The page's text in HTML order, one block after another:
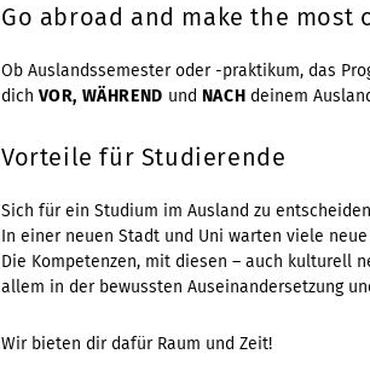
Go abroad and make the most
Ob Auslandssemester oder -praktikum, das
dich VOR, WÄHREND und NACH deinem
Vorteile für Studierende
Sich für ein Studium im Ausland zu
In einer neuen Stadt und Uni warten viele
Die Kompetenzen, mit diesen – auch kulturell
allem in der bewussten Auseinandersetzung
Wir bieten dir dafür Raum und Zeit!